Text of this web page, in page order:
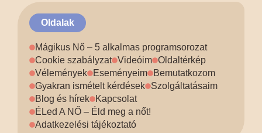
Oldalak
Mágikus Nő – 5 alkalmas programsorozat
Cookie szabályzat Videóim Oldaltérkép
Vélemények
Eseményeim
Bemutatkozom
Gyakran ismételt kérdések
Szolgáltatásaim
Blog és hírek
Kapcsolat
ÉLed A NŐ – Éld meg a nőt!
Adatkezelési tájékoztató